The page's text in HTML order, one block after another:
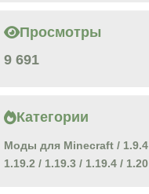
Просмотры
9 691
Категории
Моды для Minecraft / 1.9.4
1.19.2 / 1.19.3 / 1.19.4 / 1.20